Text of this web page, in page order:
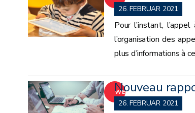
26. FEBRUAR 2021
Pour l’instant,
l’organisation des
plus d’informations à
WEITER
Nouveau
26. FEBRUAR 2021